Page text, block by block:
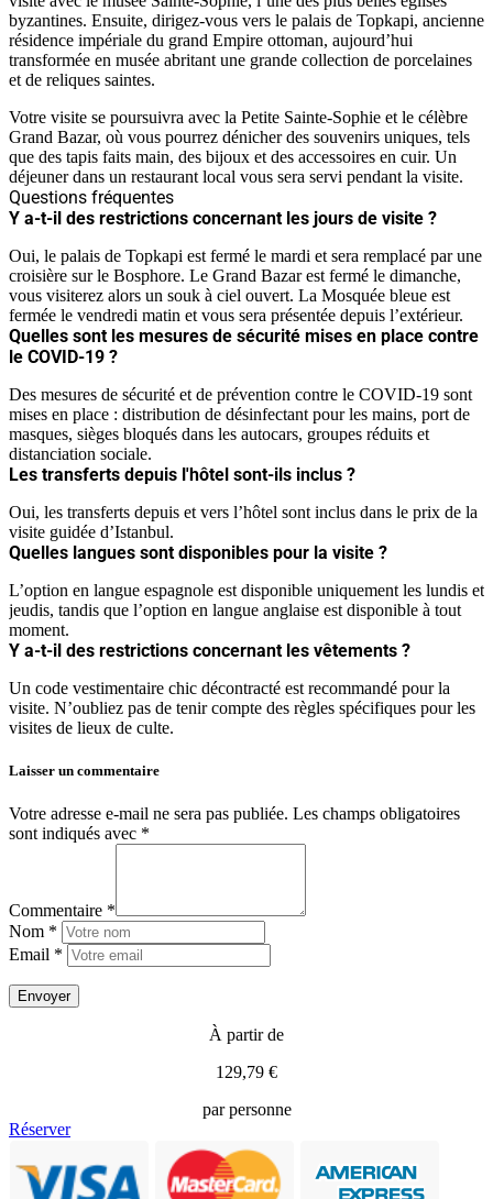
byzantines. Ensuite, dirigez-vous vers le palais de Topkapi, ancienne
résidence impériale du grand Empire ottoman, aujourd’hui
transformée en musée abritant une grande collection de porcelaines
et de reliques saintes.
Votre visite se poursuivra avec la Petite Sainte-Sophie et le célèbre
Grand Bazar, où vous pourrez dénicher des souvenirs uniques, tels
que des tapis faits main, des bijoux et des accessoires en cuir. Un
déjeuner dans un restaurant local vous sera servi pendant la visite.
Questions fréquentes
Y a-t-il des restrictions concernant les jours de visite ?
Oui, le palais de Topkapi est fermé le mardi et sera remplacé par une
croisière sur le Bosphore. Le Grand Bazar est fermé le dimanche,
vous visiterez alors un souk à ciel ouvert. La Mosquée bleue est
fermée le vendredi matin et vous sera présentée depuis l’extérieur.
Quelles sont les mesures de sécurité mises en place contre
le COVID-19 ?
Des mesures de sécurité et de prévention contre le COVID-19 sont
mises en place : distribution de désinfectant pour les mains, port de
masques, sièges bloqués dans les autocars, groupes réduits et
distanciation sociale.
Les transferts depuis l'hôtel sont-ils inclus ?
Oui, les transferts depuis et vers l’hôtel sont inclus dans le prix de la
visite guidée d’Istanbul.
Quelles langues sont disponibles pour la visite ?
L’option en langue espagnole est disponible uniquement les lundis et
jeudis, tandis que l’option en langue anglaise est disponible à tout
moment.
Y a-t-il des restrictions concernant les vêtements ?
Un code vestimentaire chic décontracté est recommandé pour la
visite. N’oubliez pas de tenir compte des règles spécifiques pour les
visites de lieux de culte.
Laisser un commentaire
Votre adresse e-mail ne sera pas publiée. Les champs obligatoires
sont indiqués avec *
Commentaire *
Nom *
Email *
À partir de
129,79 €
par personne
Réserver